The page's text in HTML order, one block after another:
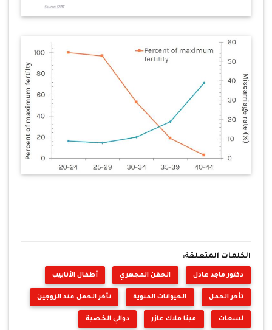
الكلمات المتعلقة:
دكتور ماجد عادل الحقن المجهري أطفال الأنابيب
تأخر الحمل الحيوانات المنوية تأخر الحمل عند الزوجين
لسعات مينا ملاك عازر دوالي الخصية